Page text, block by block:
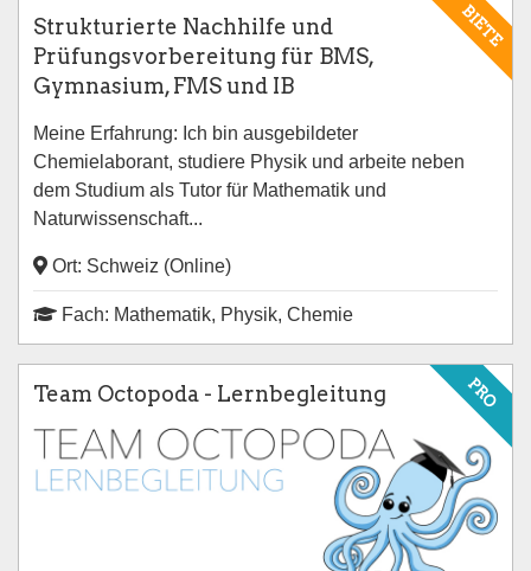
BIETE
Strukturierte Nachhilfe und
Prüfungsvorbereitung für BMS,
Gymnasium, FMS und IB
Meine Erfahrung: Ich bin ausgebildeter
Chemielaborant, studiere Physik und arbeite neben
dem Studium als Tutor für Mathematik und
Naturwissenschaft...
Ort: Schweiz (Online)
Fach: Mathematik, Physik, Chemie
PRO
Team Octopoda - Lernbegleitung